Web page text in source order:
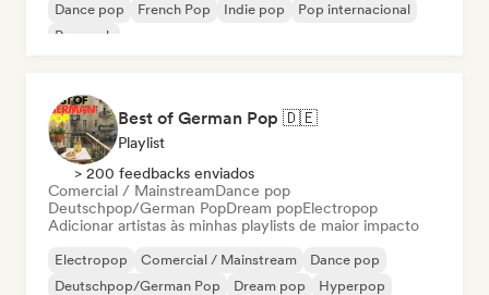
Dance pop
French Pop Indie pop
Pop internacional
Pop rock
Best of German Pop 🇩🇪
Playlist
> 200 feedbacks enviados
Comercial / MainstreamDance pop
Deutschpop/German PopDream popElectropop
Adicionar artistas às minhas playlists de maior impacto
Electropop Comercial / Mainstream
Dance pop
Deutschpop/German Pop
Dream pop
Hyperpop